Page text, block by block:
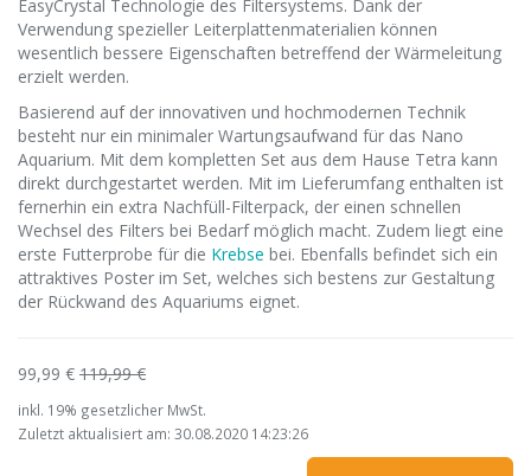
EasyCrystal Technologie des Filtersystems. Dank der
Verwendung spezieller Leiterplattenmaterialien können
wesentlich bessere Eigenschaften betreffend der Wärmeleitung
erzielt werden.
Basierend auf der innovativen und hochmodernen Technik
besteht nur ein minimaler Wartungsaufwand für das Nano
Aquarium. Mit dem kompletten Set aus dem Hause Tetra kann
direkt durchgestartet werden. Mit im Lieferumfang enthalten ist
fernerhin ein extra Nachfüll-Filterpack, der einen schnellen
Wechsel des Filters bei Bedarf möglich macht. Zudem liegt eine
erste Futterprobe für die Krebse bei. Ebenfalls befindet sich ein
attraktives Poster im Set, welches sich bestens zur Gestaltung
der Rückwand des Aquariums eignet.
99,99 € 119,99 €
inkl. 19% gesetzlicher MwSt.
Zuletzt aktualisiert am: 30.08.2020 14:23:26